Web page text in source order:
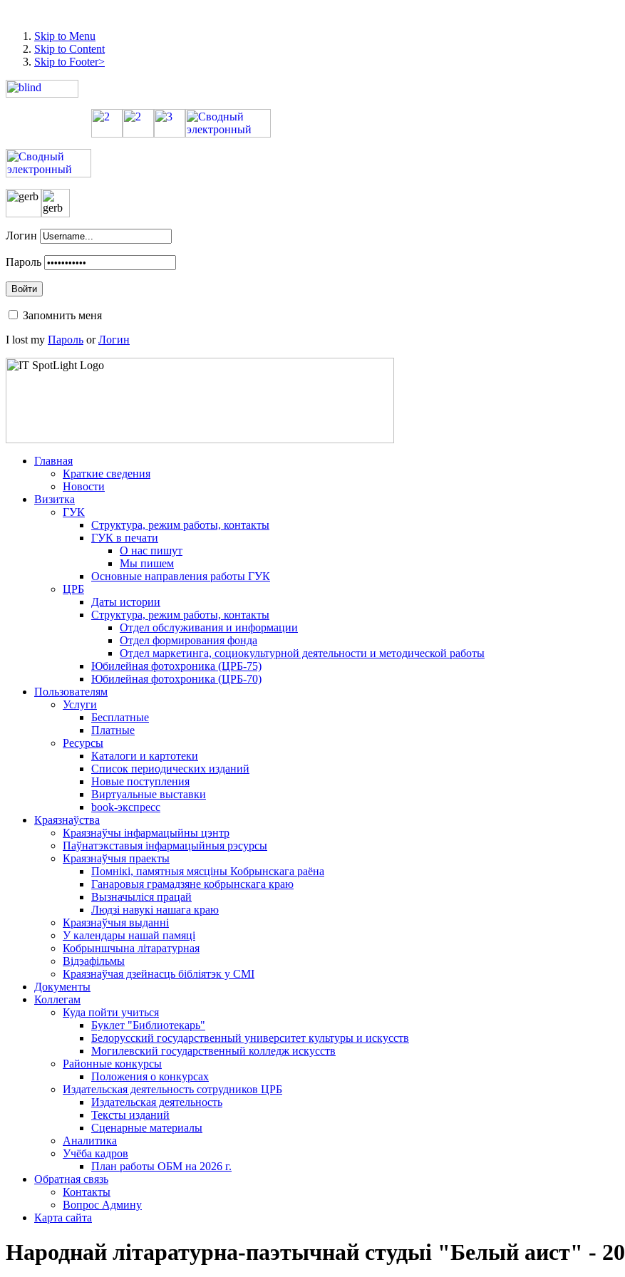
Skip to Menu
Skip to Content
Skip to Footer>
Логин
Пароль
Войти
Запомнить меня
I lost my Пароль orЛогин
Главная
Краткие сведения
Новости
Визитка
ГУК
Структура, режим работы, контакты
ГУК в печати
О нас пишут
Мы пишем
Основные направления работы ГУК
ЦРБ
Даты истории
Структура, режим работы, контакты
Отдел обслуживания и информации
Отдел формирования фонда
Отдел маркетинга, социокультурной деятельности и методической работы
Юбилейная фотохроника (ЦРБ-75)
Юбилейная фотохроника (ЦРБ-70)
Пользователям
Услуги
Бесплатные
Платные
Ресурсы
Каталоги и картотеки
Список периодических изданий
Новые поступления
Виртуальные выставки
book-экспресс
Краязнаўства
Краязнаўчы інфармацыйны цэнтр
Паўнатэкставыя інфармацыйныя рэсурсы
Краязнаўчыя праекты
Помнікі, памятныя мясціны Кобрынскага раёна
Ганаровыя грамадзяне кобрынскага краю
Вызначыліся працай
Людзі навукі нашага краю
Краязнаўчыя выданні
У календары нашай памяці
Кобрыншчына літаратурная
Відэафільмы
Краязнаўчая дзейнасць бібліятэк у СМІ
Документы
Коллегам
Куда пойти учиться
Буклет "Библиотекарь"
Белорусский государственный университет культуры и искусств
Могилевский государственный колледж искусств
Районные конкурсы
Положения о конкурсах
Издательская деятельность сотрудников ЦРБ
Издательская деятельность
Тексты изданий
Сценарные материалы
Аналитика
Учёба кадров
План работы ОБМ на 2026 г.
Обратная связь
Контакты
Вопрос Админу
Карта сайта
Народнай літаратурна-паэтычнай студыі "Белый аист" - 20